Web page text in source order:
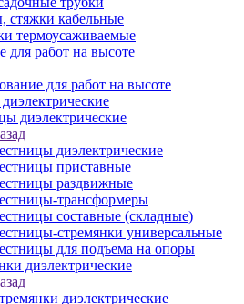
стяжки кабельные
термоусаживаемые
для работ на высоте
для работ на высоте
диэлектрические
диэлектрические
приставные
раздвижные
трансформеры
составные (складные)
стремянки универсальные
для подъема на опоры
диэлектрические
диэлектрические